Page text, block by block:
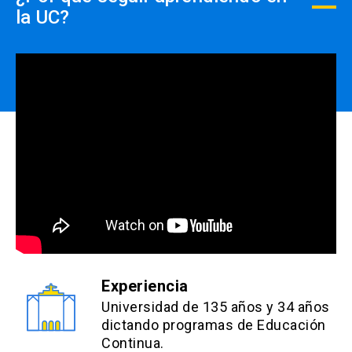
la UC?
Experiencia
Universidad de 135 años y 34 años
dictando programas de Educación
Continua.